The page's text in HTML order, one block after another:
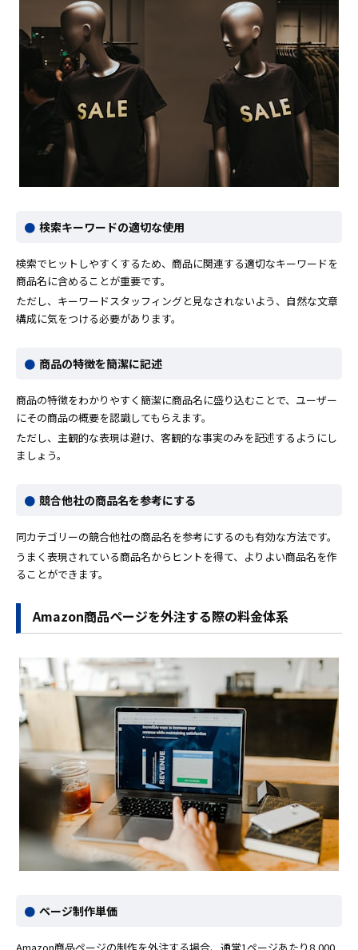
検索キーワードの適切な使用
検索でヒットしやすくするため、商品に関連する適切なキーワードを
商品名に含めることが重要です。
ただし、キーワードスタッフィングと見なされないよう、自然な文章
構成に気をつける必要があります。
商品の特徴を簡潔に記述
商品の特徴をわかりやすく簡潔に商品名に盛り込むことで、ユーザー
にその商品の概要を認識してもらえます。
ただし、主観的な表現は避け、客観的な事実のみを記述するようにし
ましょう。
競合他社の商品名を参考にする
同カテゴリーの競合他社の商品名を参考にするのも有効な方法です。
うまく表現されている商品名からヒントを得て、よりよい商品名を作
ることができます。
Amazon商品ページを外注する際の料金体系
ページ制作単価